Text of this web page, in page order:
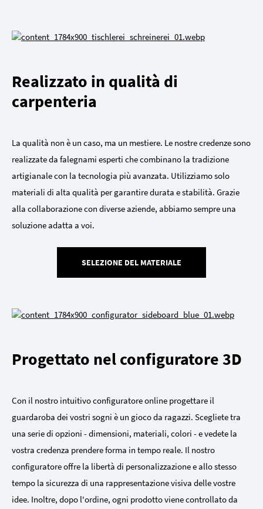
Realizzato in qualità di
carpenteria
La qualità non è un caso, ma un mestiere. Le nostre credenze sono
realizzate da falegnami esperti che combinano la tradizione
artigianale con la tecnologia più avanzata. Utilizziamo solo
materiali di alta qualità per garantire durata e stabilità. Grazie
alla collaborazione con diverse aziende, abbiamo sempre una
soluzione adatta a voi.
SELEZIONE DEL MATERIALE
Progettato nel configuratore 3D
Con il nostro intuitivo configuratore online progettare il
guardaroba dei vostri sogni è un gioco da ragazzi. Scegliete tra
una serie di opzioni - dimensioni, materiali, colori - e vedete la
vostra credenza prendere forma in tempo reale. Il nostro
configuratore offre la libertà di personalizzazione e allo stesso
tempo la sicurezza di una rappresentazione visiva delle vostre
idee. Inoltre, dopo l'ordine, ogni prodotto viene controllato da